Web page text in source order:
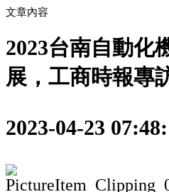
文章內容
2023台南自動化
展，工商時報專
2023-04-23